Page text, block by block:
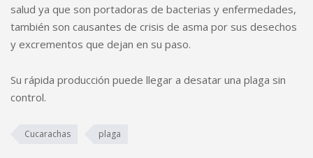
salud ya que son portadoras de bacterias y enfermedades,
también son causantes de crisis de asma por sus desechos
y excrementos que dejan en su paso.
Su rápida producción puede llegar a desatar una plaga sin
control.
Cucarachas plaga